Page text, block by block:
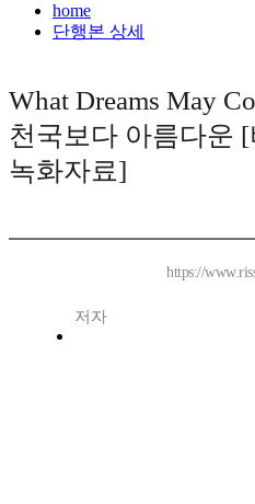
home
단행본 상세
What Dreams May
천국보다 아름다운
녹화자료]
https://
저자